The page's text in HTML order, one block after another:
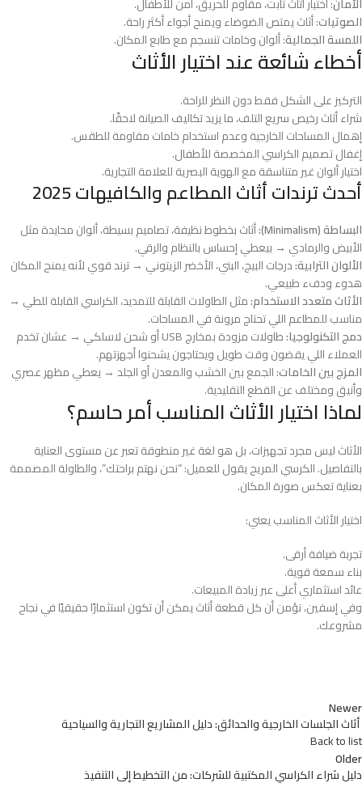
الأمان: اختيار أثاث ثابت، مقاوم للحريق، آمن للأطفال.
الصوتيات: أثاث يمتص الضوضاء ويمنح أجواء أكثر راحة.
اللمسة الجمالية: ألوان وخامات تنسجم مع طابع المكان.
أخطاء شائعة عند اختيار الأثاث
التركيز على الشكل فقط دون النظر للراحة.
شراء أثاث رخيص سريع التلف، ما يزيد تكاليف الصيانة لاحقًا.
إهمال المساحات الخارجية وعدم استخدام خامات مقاومة للطقس.
إغفال تصميم الكراسي المخصصة للأطفال.
اختيار ألوان غير متناسقة مع الهوية البصرية للعلامة التجارية.
أحدث ترندات أثاث المطاعم والكافيهات 2025
البساطة (Minimalism):
أثاث بخطوط نظيفة، تصاميم بسيطة، ألوان محايدة مثل
الأبيض والرمادي → بيعطي إحساس بالنظام والرقي.
الألوان الترابية:درجات البيج، البني، الأخضر الزيتوني → ترند قوي لأنه يمنح المكان
هدوء ودفء طبيعي.
الأثاث متعدد الاستخدام:مثل الطاولات القابلة للتمديد، الكراسي القابلة للطي →
مناسب للمطاعم اللي تحتاج مرونة في المساحات.
دمج التكنولوجيا:
طاولات مزودة بمخارج USB أو شحن لاسلكي → عشان تخدم
العملاء اللي يقضون وقت طويل ويحتاجون يشحنوا أجهزتهم.
المزج بين الخامات:الجمع بين الخشب والمعدن أو الجلد → يعطي مظهر عصري
وأنيق ومختلف عن القطع التقليدية.
لماذا اختيار الأثاث المناسب أمر حاسم؟
الأثاث ليس مجرد تجهيزات، بل هو لغة غير منطوقة تعبر عن مستوى العناية
بالتفاصيل. الكرسي المريح يقول للعميل: “نحن نهتم براحتك”، والطاولة المصممة
بعناية تعكس صورة المكان.
اختيار الأثاث المناسب يعني:
تجربة ضيافة أرقى.
بناء سمعة قوية.
عائد استثماري أعلى عبر زيادة المبيعات.
وفي إسفين، نؤمن أن كل قطعة أثاث يمكن أن تكون استثمارًا حقيقيًا في نجاح
مشروعك.
Newer
أثاث الجلسات الخارجية والحدائق: دليل المشاريع التجارية والسياحية
Back to list
Older
دليل شراء الكراسي المكتبية للشركات: من التخطيط إلى التنفيذ